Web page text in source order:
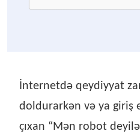
İnternetdə qeydiyyat
doldurarkən və ya giriş
çıxan “Mən robot